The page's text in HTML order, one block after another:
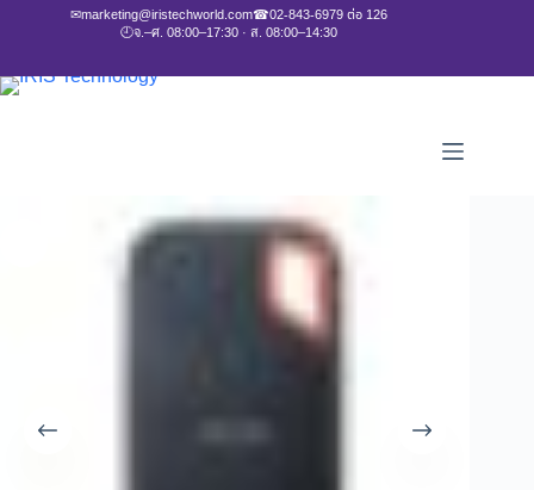
✉marketing@iristechworld.com☎02-843-6979 ต่อ 126
🕘จ.–ศ. 08:00–17:30 · ส. 08:00–14:30